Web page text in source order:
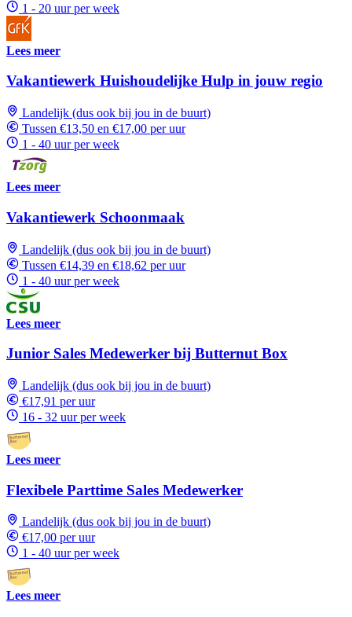
1 - 20 uur per week
Lees meer
Vakantiewerk Huishoudelijke Hulp in jouw regio
Landelijk (dus ook bij jou in de buurt)
Tussen €13,50 en €17,00 per uur
1 - 40 uur per week
Lees meer
Vakantiewerk Schoonmaak
Landelijk (dus ook bij jou in de buurt)
Tussen €14,39 en €18,62 per uur
1 - 40 uur per week
Lees meer
Junior Sales Medewerker bij Butternut Box
Landelijk (dus ook bij jou in de buurt)
€17,91 per uur
16 - 32 uur per week
Lees meer
Flexibele Parttime Sales Medewerker
Landelijk (dus ook bij jou in de buurt)
€17,00 per uur
1 - 40 uur per week
Lees meer